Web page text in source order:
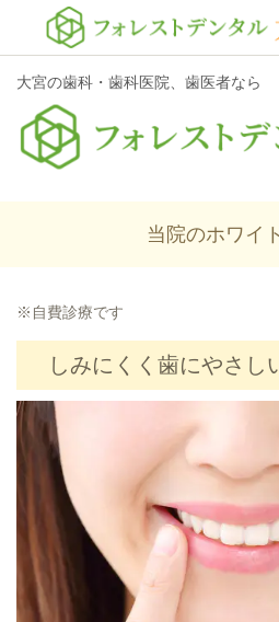
大宮の歯科・歯科医院、歯医者なら
当院のホワイ
※自費診療です
しみにくく歯にやさし